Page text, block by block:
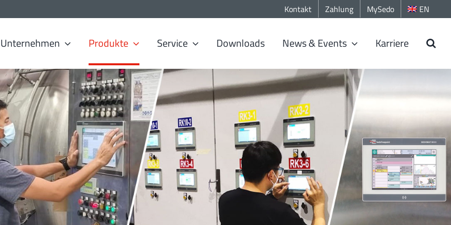
Kontakt Zahlung MySedo EN
Unternehmen Produkte Service Downloads News & Events Karriere